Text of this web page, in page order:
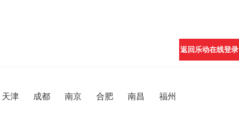
返回乐动在线登录
天津 成都 南京 合肥 南昌 福州